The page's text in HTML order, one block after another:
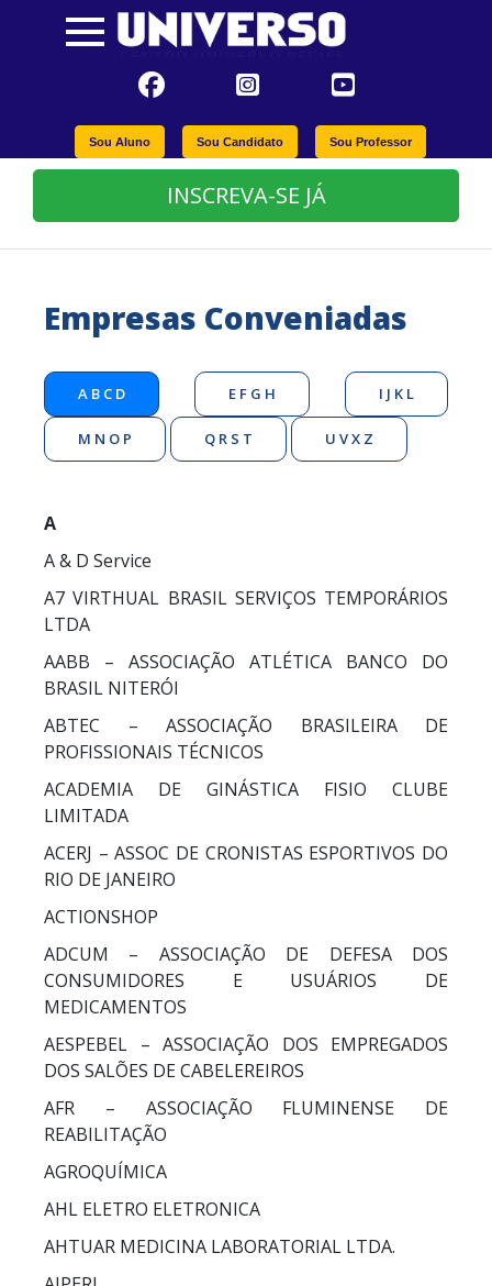
Sou Aluno Sou Candidato Sou Professor
INSCREVA-SE JÁ
Empresas Conveniadas
A B C D E F G H I J K L
M N O P Q R S T U V X Z
A
A & D Service
A7 VIRTHUAL BRASIL SERVIÇOS TEMPORÁRIOS
LTDA
AABB – ASSOCIAÇÃO ATLÉTICA BANCO DO
BRASIL NITERÓI
ABTEC – ASSOCIAÇÃO BRASILEIRA DE
PROFISSIONAIS TÉCNICOS
ACADEMIA DE GINÁSTICA FISIO CLUBE
LIMITADA
ACERJ – ASSOC DE CRONISTAS ESPORTIVOS DO
RIO DE JANEIRO
ACTIONSHOP
ADCUM – ASSOCIAÇÃO DE DEFESA DOS
CONSUMIDORES E USUÁRIOS DE
MEDICAMENTOS
AESPEBEL – ASSOCIAÇÃO DOS EMPREGADOS
DOS SALÕES DE CABELEREIROS
AFR – ASSOCIAÇÃO FLUMINENSE DE
REABILITAÇÃO
AGROQUÍMICA
AHL ELETRO ELETRONICA
AHTUAR MEDICINA LABORATORIAL LTDA.